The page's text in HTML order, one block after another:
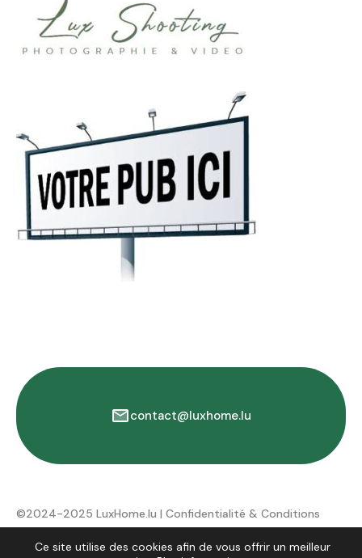
contact@luxhome.lu
©2024-2025 LuxHome.lu | Confidentialité & Conditions
d'utilisation
Ce site utilise des cookies afin de vous offrir un meilleur